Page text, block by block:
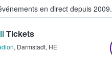
en direct depuis 2009.
et vendent des
Tickets
, Darmstadt, HE